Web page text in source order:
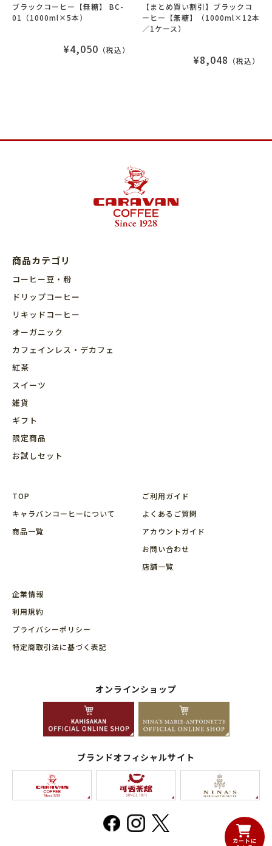
ブラックコーヒー【無糖】 BC-
01（1000ml×5本）
¥4,050 （税込）
【まとめ買い割引】ブラックコ
ーヒー【無糖】（1000ml×12本
／1ケース）
¥8,048 （税込）
商品カテゴリ
コーヒー豆・粉
ドリップコーヒー
リキッドコーヒー
オーガニック
カフェインレス・デカフェ
紅茶
スイーツ
雑貨
ギフト
限定商品
お試しセット
TOP
キャラバンコーヒーについて
商品⼀覧
ご利用ガイド
よくあるご質問
アカウントガイド
お問い合わせ
店舗⼀覧
企業情報
利用規約
プライバシーポリシー
特定商取引法に基づく表記
オンラインショップ
ブランドオフィシャルサイト
カートに